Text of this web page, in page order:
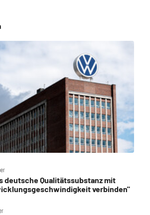
deutsche Qualitätssubstanz mit
verbinden"